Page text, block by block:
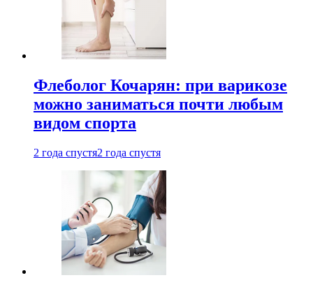
Флеболог Кочарян: при варикозе
можно заниматься почти любым
видом спорта
2 года спустя2 года спустя